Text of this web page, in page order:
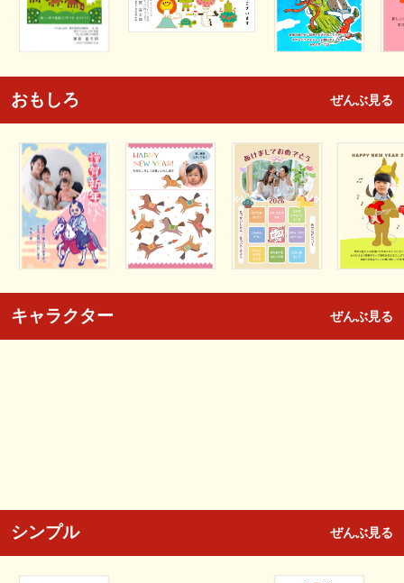
おもしろ ぜんぶ見る
キャラクター ぜんぶ見る
シンプル ぜんぶ見る